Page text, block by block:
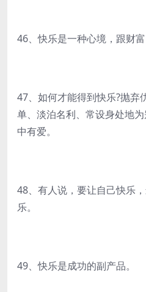
46、快乐是一种心境，跟财富
47、如何才能得到快乐?抛弃
单、淡泊名利、常设身处地
中有爱。
48、有人说，要让自己快乐
乐。
49、快乐是成功的副产品。